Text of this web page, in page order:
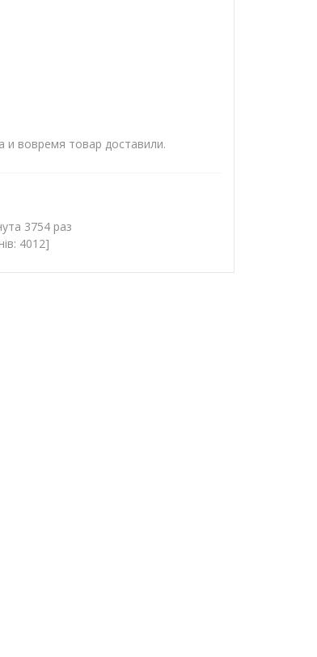
и вовремя товар доставили.
3754 раз
4012]